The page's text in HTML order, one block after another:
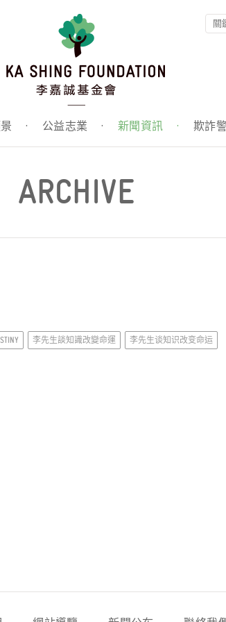
· 公益志業 · 新聞資訊 · 欺詐
ARCHIVE
李先生談知識改變命運 李先生谈知识改变命运